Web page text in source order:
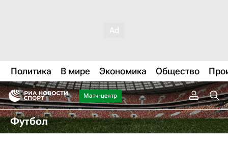
Политика В мире Экономика Общество
Матч-центр
Футбол